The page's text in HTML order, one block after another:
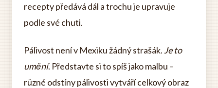
recepty předává dál a trochu je upravuje
podle své chuti.
Pálivost není v Mexiku žádný strašák. Je to
umění. Představte si to spíš jako malbu –
různé odstíny pálivosti vytváří celkový obraz